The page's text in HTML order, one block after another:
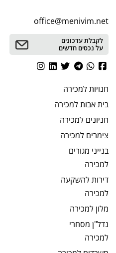
office@menivim.net
לקבלת עדכונים
על נכסים חדשים
חנויותלמכירה
בית אבותלמכירה
חניונים למכירה
צימרים למכירה
בנייני מגורים
למכירה
דירות להשקעה
למכירה
מלון למכירה
נדל"ן מסחרי
למכירה